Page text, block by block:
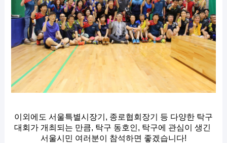
이외에도 서울특별시장기, 종로협회장기 등 다양한 탁구
대회가 개최되는 만큼, 탁구 동호인, 탁구에 관심이 생긴
서울시민 여러분이 참석하면 좋겠습니다!